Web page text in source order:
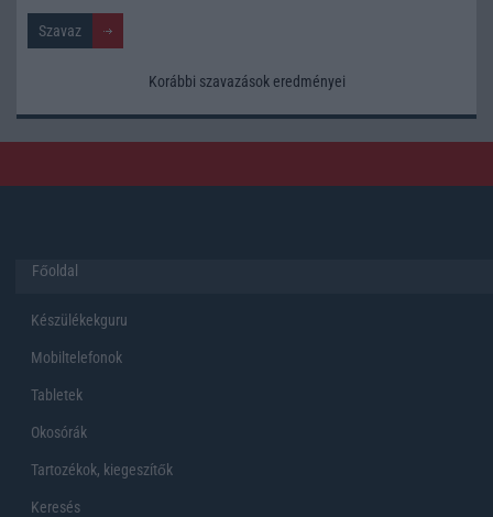
Korábbi szavazások eredményei
Főoldal
Készülékekguru
Mobiltelefonok
Tabletek
Okosórák
Tartozékok, kiegeszítők
Keresés